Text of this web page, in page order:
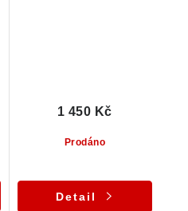
Prodáno
1 450 Kč
Detail